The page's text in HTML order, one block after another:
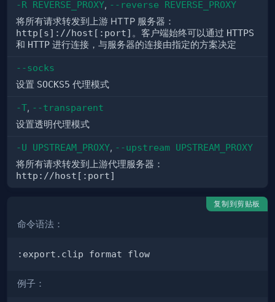
-R REVERSE_PROXY, --reverse REVERSE_PROXY
将所有请求转发到上游 HTTP 服务器：
http[s]://host[:port] 。客户端始终可以通过 HTTPS
和 HTTP 进行连接，与服务器的连接由指定的方案决定
--socks
设置 SOCKS5 代理模式
-T, --transparent
设置透明代理模式
-U UPSTREAM_PROXY, --upstream UPSTREAM_PROXY
将所有请求转发到上游代理服务器：
http://host[:port]
复制到剪贴板
命令语法：
例子：